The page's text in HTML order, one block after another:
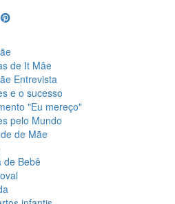
de It Mãe
Entrevista
e o sucesso
"Eu mereço"
pelo Mundo
de Mãe
de Bebê